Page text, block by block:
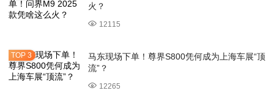
火？
12115
马东现场下单！尊界S800凭何成为上海车展“顶
流”？
12265